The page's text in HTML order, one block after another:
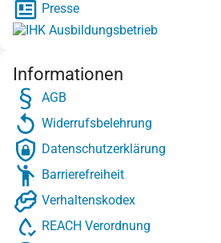
Presse
Informationen
AGB
Widerrufsbelehrung
Datenschutzerklärung
Barrierefreiheit
Verhaltenskodex
REACH Verordnung